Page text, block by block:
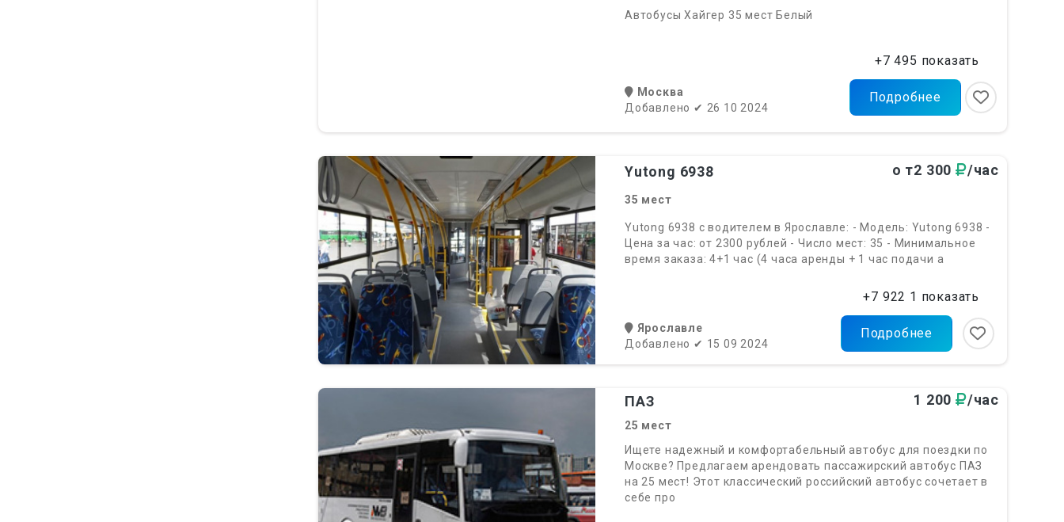
Автобусы Хайгер 35 мест Белый
Москва
Добавлено ✔ 26 10 2024
+7 495 показать
Подробнее
Yutong 6938 о т2 300 /час
35 мест
Yutong 6938 с водителем в Ярославле: - Модель: Yutong 6938 -
Цена за час: от 2300 рублей - Число мест: 35 - Минимальное
время заказа: 4+1 час (4 часа аренды + 1 час подачи а
Ярославле
Добавлено ✔ 15 09 2024
+7 922 1 показать
Подробнее
ПАЗ 1 200 /час
25 мест
Ищете надежный и комфортабельный автобус для поездки по
Москве? Предлагаем арендовать пассажирский автобус ПАЗ
на 25 мест! Этот классический российский автобус сочетает в
себе про